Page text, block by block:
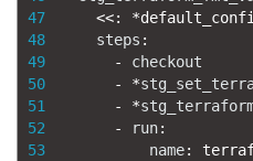
47
48
49
50
51
52
53
<<: *
steps :
-
checkout
-
*
-
*
-
run:
name: